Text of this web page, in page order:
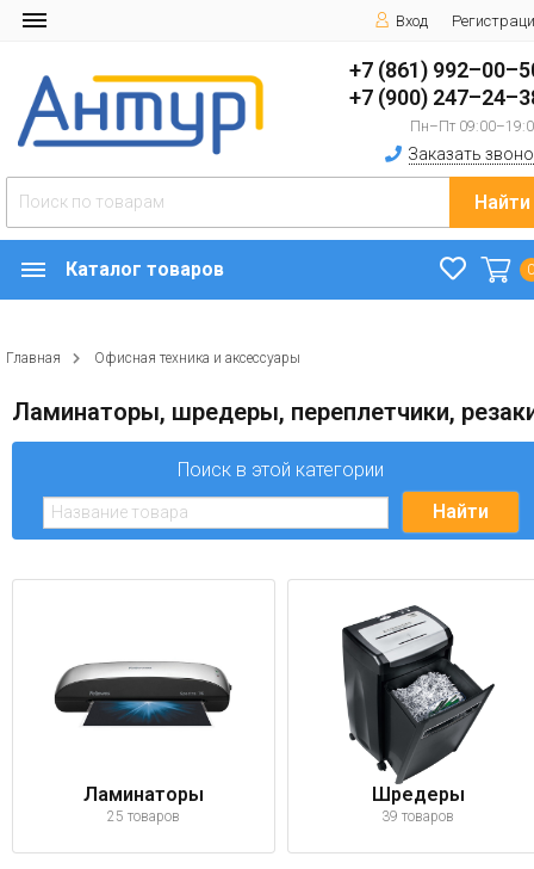
Вход
+7 (861)
+7 (900)
Пн–Пт
Заказать
Найти
Каталог товаров
Главная Офисная техника и аксессуары
Ламинаторы, шредеры, переплетчики,
Поиск в этой категории
Ламинаторы
25 товаров
Шредеры
39 товаров